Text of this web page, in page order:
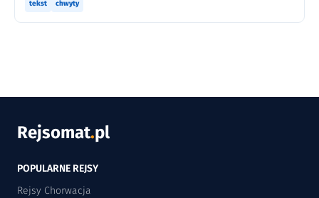
tekst chwyty
Rejsomat.pl
POPULARNE REJSY
Rejsy Chorwacja